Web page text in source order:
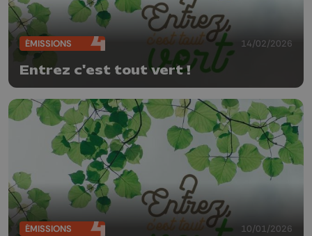
ÉMISSIONS 14/02/2026
Entrez c'est tout vert !
ÉMISSIONS 10/01/2026